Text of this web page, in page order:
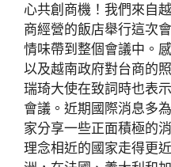
心共創商機！我們來自
商經營的飯店舉行這次
情味帶到整個會議中。
以及越南政府對台商的
瑞琦大使在致詞時也表
會議。近期國際消息多
家分享一些正面積極的
理念相近的國家走得更